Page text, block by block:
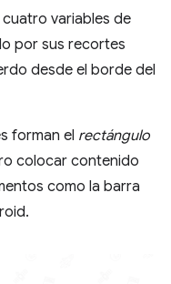
variables de
por sus recortes
desde el borde del
forman el rectángulo
colocar contenido
como la barra